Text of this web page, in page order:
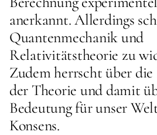
anerkannt. Allerdings
Quantenmechanik und
Relativitätstheorie zu
Zudem herrscht über
der Theorie und damit
Bedeutung für unser
Konsens.